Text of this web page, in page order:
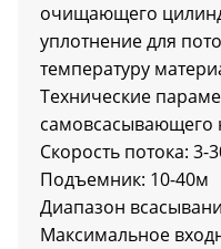
очищающего
уплотнение для
температуру
Технические
самовсасывающего
Скорость потока: 3-
Подъемник: 10-40м
Диапазон
Максимальное